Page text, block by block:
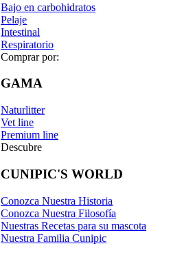
Bajo en carbohidratos
Pelaje
Intestinal
Respiratorio
Comprar por:
GAMA
Naturlitter
Vet line
Premium line
Descubre
CUNIPIC'S WORLD
Conozca Nuestra Historia
Conozca Nuestra Filosofía
Nuestras Recetas para su mascota
Nuestra Familia Cunipic